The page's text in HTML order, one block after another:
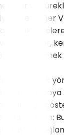
olur ve
Değer
dışı
Bireyler,
sürdürmek
Çok
kurma
sıkça
Adaptasyon:
uyum